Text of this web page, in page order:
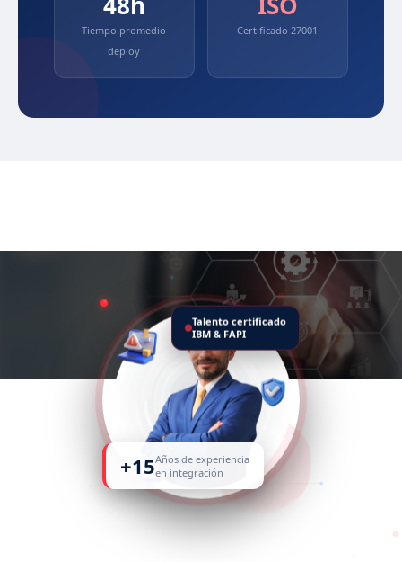
Tiempo promedio
deploy
Certificado 27001
+15Años de experiencia
en integración
Talento certificado
IBM & FAPI
Open Banking